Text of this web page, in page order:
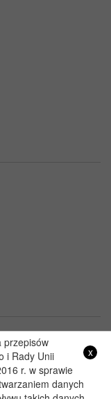
w Lublinie
x
przepisów
i Rady Unii
r. w sprawie
danych